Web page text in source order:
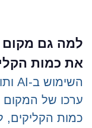
למה גם מקום
את כמות
ערכו של המקום
כמות הקליקים,